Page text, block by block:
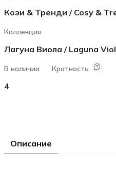
Кози & Тренди / Cosy &
Коллекция
Лагуна Виола / Laguna
В наличии
4
Кратность
Описание